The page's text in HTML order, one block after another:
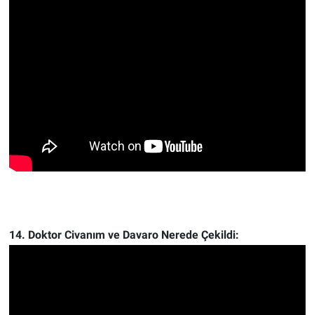
14. Doktor Civanım ve Davaro Nerede Çekildi: